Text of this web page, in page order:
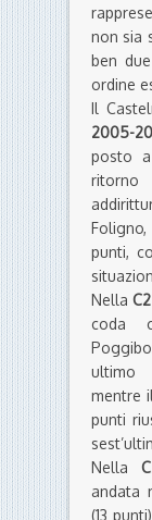
non sia
ben
ordine
Il
2005-
posto
punti,
Nella
coda
ultimo
mentre
punti
Nella
andata
(13